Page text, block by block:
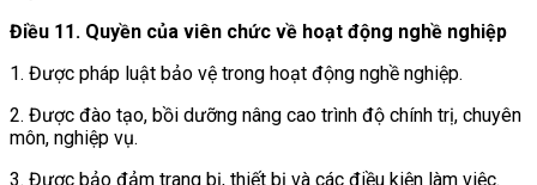
Điều 11. Quyền của viên chức về hoạt động nghề nghiệp
1. Được pháp luật bảo vệ trong hoạt động nghề nghiệp.
2. Được đào tạo, bồi dưỡng nâng cao trình độ chính trị, chuyên
môn, nghiệp vụ.
3. Được bảo đảm trang bị, thiết bị và các điều kiện làm việc.